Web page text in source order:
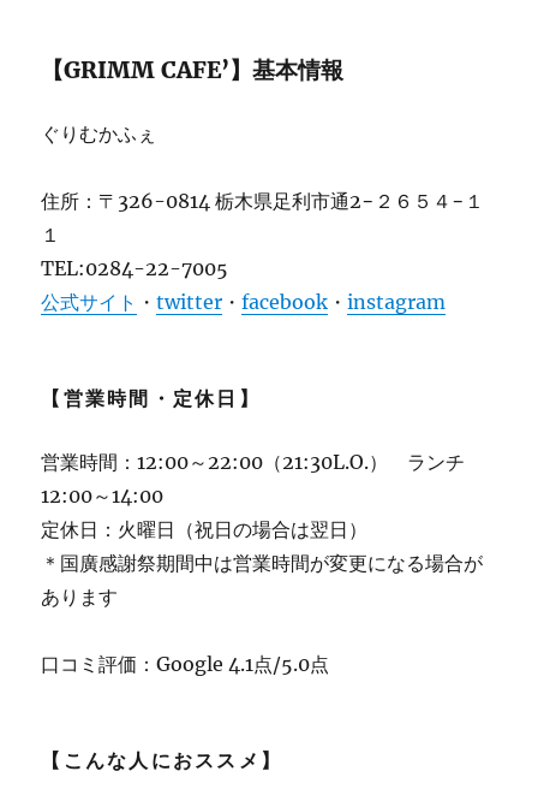
【GRIMM CAFE’】基本情報
ぐりむかふぇ
住所：〒326-0814 栃木県足利市通2−２６５４−１
１
TEL:0284-22-7005
公式サイト ・twitter ・facebook ・instagram
【営業時間・定休日】
営業時間：12:00～22:00（21:30L.O.） ランチ
12:00～14:00
定休日：火曜日（祝日の場合は翌日）
＊国廣感謝祭期間中は営業時間が変更になる場合が
あります
口コミ評価：Google 4.1点/5.0点
【こんな人におススメ】